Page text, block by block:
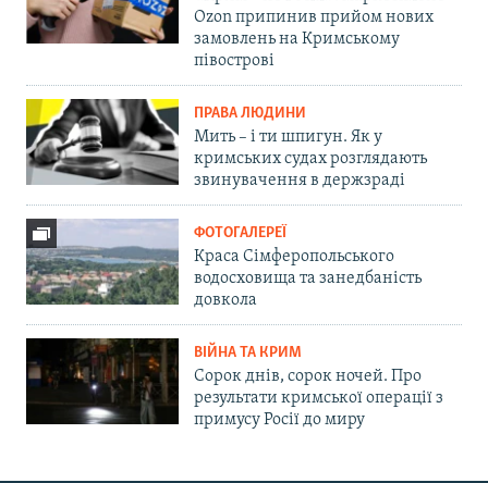
Ozon припинив прийом нових
замовлень на Кримському
півострові
ПРАВА ЛЮДИНИ
Мить – і ти шпигун. Як у
кримських судах розглядають
звинувачення в держзраді
ФОТОГАЛЕРЕЇ
Краса Сімферопольського
водосховища та занедбаність
довкола
ВІЙНА ТА КРИМ
Сорок днів, сорок ночей. Про
результати кримської операції з
примусу Росії до миру